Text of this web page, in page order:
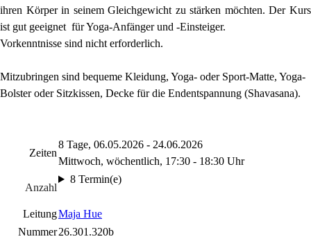
ihren Körper in seinem Gleichgewicht zu stärken möchten. Der Kurs
ist gut geeignet für Yoga-Anfänger und -Einsteiger.
Vorkenntnisse sind nicht erforderlich.
Mitzubringen sind bequeme Kleidung, Yoga- oder Sport-Matte, Yoga-
Bolster oder Sitzkissen, Decke für die Endentspannung (Shavasana).
Zeiten
8 Tage, 06.05.2026 - 24.06.2026
Mittwoch, wöchentlich, 17:30 - 18:30 Uhr
Anzahl
8 Termin(e)
LeitungMaja Hue
Nummer26.301.320b